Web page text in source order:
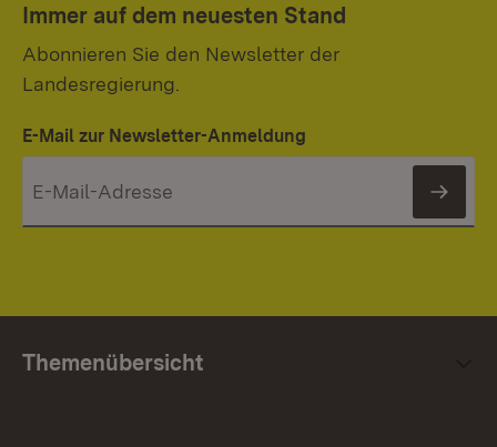
Immer auf dem neuesten Stand
Abonnieren Sie den Newsletter der
Landesregierung.
E-Mail zur Newsletter-Anmeldung
Themenübersicht